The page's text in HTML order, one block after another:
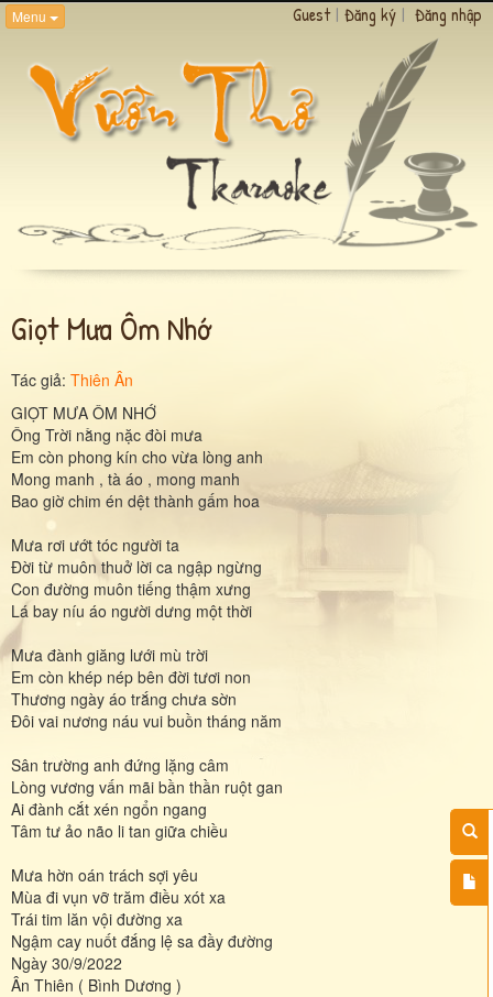
Menu Guest | Đăng ký | Đăng nhập
Giọt Mưa Ôm Nhớ
Tác giả: Thiên Ân
GIỌT MƯA ÔM NHỚ
Ông Trời nằng nặc đòi mưa
Em còn phong kín cho vừa lòng anh
Mong manh , tà áo , mong manh
Bao giờ chim én dệt thành gấm hoa
Mưa rơi ướt tóc người ta
Đời từ muôn thuở lời ca ngập ngừng
Con đường muôn tiếng thậm xưng
Lá bay níu áo người dưng một thời
Mưa đành giăng lưới mù trời
Em còn khép nép bên đời tươi non
Thương ngày áo trắng chưa sờn
Đôi vai nương náu vui buồn tháng năm
Sân trường anh đứng lặng câm
Lòng vương vấn mãi bần thần ruột gan
Ai đành cắt xén ngổn ngang
Tâm tư ảo não li tan giữa chiều
Mưa hờn oán trách sợi yêu
Mùa đi vụn vỡ trăm điều xót xa
Trái tim lăn vội đường xa
Ngậm cay nuốt đắng lệ sa đầy đường
Ngày 30/9/2022
Ân Thiên ( Bình Dương )